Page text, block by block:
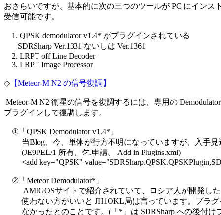
おさらいですが、基本的に次の三つのツールが PC にインス
受信可能です。
1. QPSK demodulator v1.4* がプラグインされている
SDRSharp Ver.1331 ないしは Ver.1361
2. LRPT off Line Decoder
3. LRPT Image Processor
◇ 【Meteor-M N2 の信号復調】
Meteor-M N2 衛星の信号を復調するには、専用の
プラグインして復調します。
①「QPSK Demodulator v1.4*」
当Blog、今、単体が行方不明になっていますが、入手見
(JE9PEL/1 所有、乞.申請。 Add in Plugins.xml)
<add key="QPSK"
②「Meteor Demodulator*」
AMIGOSサイトで紹介されていて、ロシア人が開発した
使わない方がいいと JH1OKL局は言っています。プラグ
なかったとのことです。(「*」は SDRSharp への後付け